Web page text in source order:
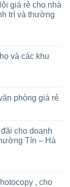
giá rẻ cho nhà
trì và thường
và các khu
phòng giá rẻ
cho doanh
Tín – Hà
, cho